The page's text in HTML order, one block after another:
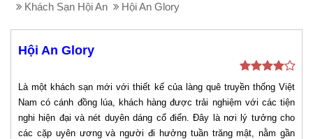
Khách Sạn Hội An
Hội An Glory
Hội An Glory
Là một khách sạn mới với thiết kế của làng quê truyền thống Việt
Nam có cánh đồng lúa, khách hàng được trải nghiệm với các tiện
nghi hiện đại và nét duyên dáng cổ điển. Đây là nơi lý tưởng cho
các cặp uyên ương và người đi hưởng tuần trăng mật, nằm gần